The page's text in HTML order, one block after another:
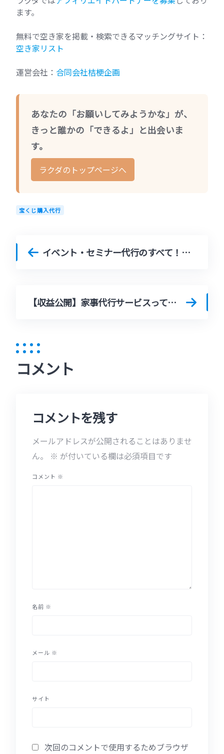
ます。
無料で空き家を掲載・検索できるマッチングサイト：
空き家リスト
運営会社： 合同会社桔梗企画
あなたの「お願いしてみようかな」が、
きっと誰かの「できるよ」と出会いま
す。
ラクダのトップページへ
宝くじ購入代行
イベント・セミナー代行のすべて！成功の秘訣とおすすめ業者5選
【収益公開】家事代行サービスって本当に稼げる？初心者でも始めやすい理由とは？
コメント
コメントを残す
メールアドレスが公開されることはありませ
ん。
※ が付いている欄は必須項目です
コメント ※
名前 ※
メール ※
サイト
次回のコメントで使用するためブラウザ